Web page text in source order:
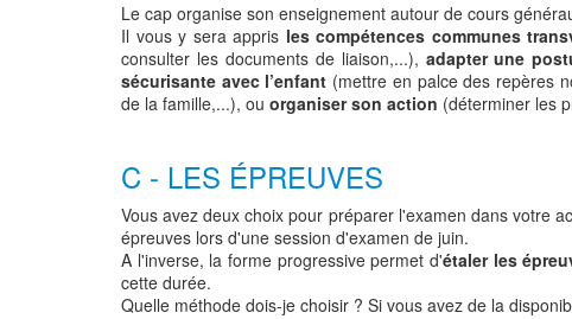
Le cap organise son enseignement autour de cours
Il vous y sera appris les compétences communes
consulter les documents de liaison,...), adapter une
sécurisante avec l’enfant (mettre en palce des repères
de la famille,...), ou organiser son action (déterminer les
C - LES ÉPREUVES
Vous avez deux choix pour préparer l'examen dans votre
épreuves lors d'une session d'examen de juin.
A l'inverse, la forme progressive permet d'étaler les
cette durée.
Quelle méthode dois-je choisir ? Si vous avez de la